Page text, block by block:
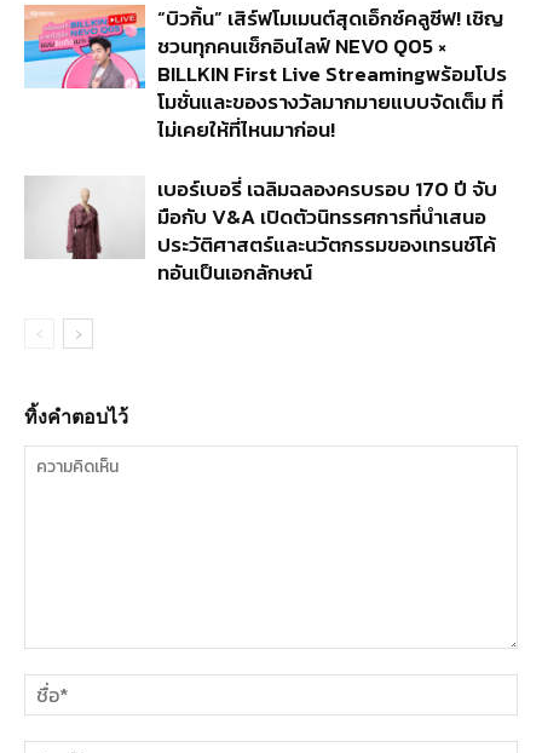
“บิวกิ้น” เสิร์ฟโมเมนต์สุดเอ็กซ์คลูซีฟ! เชิญ
ชวนทุกคนเช็กอินไลฟ์ NEVO Q05 ×
BILLKIN First Live Streamingพร้อมโปร
โมชั่นและของรางวัลมากมายแบบจัดเต็ม ที่
ไม่เคยให้ที่ไหนมาก่อน!
เบอร์เบอรี่ เฉลิมฉลองครบรอบ 170 ปี จับ
มือกับ V&A เปิดตัวนิทรรศการที่นำเสนอ
ประวัติศาสตร์และนวัตกรรมของเทรนช์โค้
ทอันเป็นเอกลักษณ์
ทิ้งคำตอบไว้